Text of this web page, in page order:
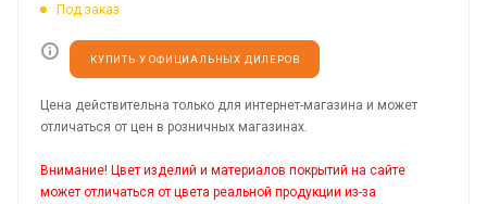
Под заказ
КУПИТЬ У ОФИЦИАЛЬНЫХ ДИЛЕРОВ
Цена действительна только для интернет-магазина и может
отличаться от цен в розничных магазинах.
Внимание! Цвет изделий и материалов покрытий на сайте
может отличаться от цвета реальной продукции из-за